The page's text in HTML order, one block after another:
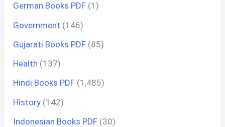
German Books PDF (1)
Government (146)
Gujarati Books PDF (85)
Health (137)
Hindi Books PDF (1,485)
History (142)
Indonesian Books PDF (30)